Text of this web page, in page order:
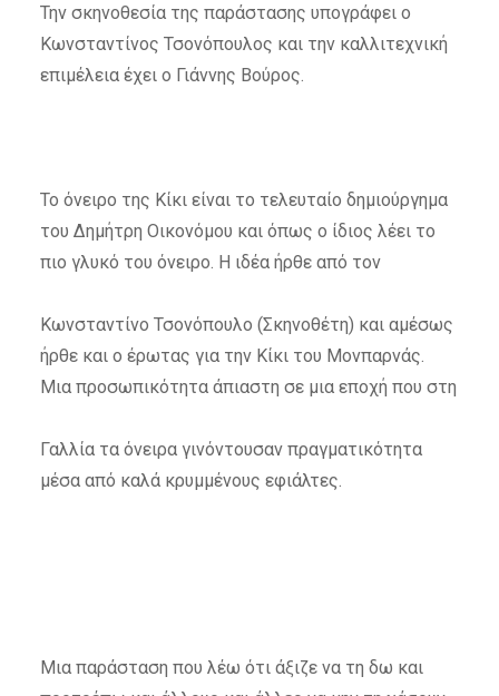
Την σκηνοθεσία της παράστασης υπογράφει ο
Κωνσταντίνος Τσονόπουλος και την καλλιτεχνική
επιμέλεια έχει ο Γιάννης Βούρος.
Το όνειρο της Κίκι είναι το τελευταίο δημιούργημα
του Δημήτρη Οικονόμου και όπως ο ίδιος λέει το
πιο γλυκό του όνειρο. Η ιδέα ήρθε από τον
Κωνσταντίνο Τσονόπουλο (Σκηνοθέτη) και αμέσως
ήρθε και ο έρωτας για την Κίκι του Μονπαρνάς.
Μια προσωπικότητα άπιαστη σε μια εποχή που στη
Γαλλία τα όνειρα γινόντουσαν πραγματικότητα
μέσα από καλά κρυμμένους εφιάλτες.
Μια παράσταση που λέω ότι άξιζε να τη δω και